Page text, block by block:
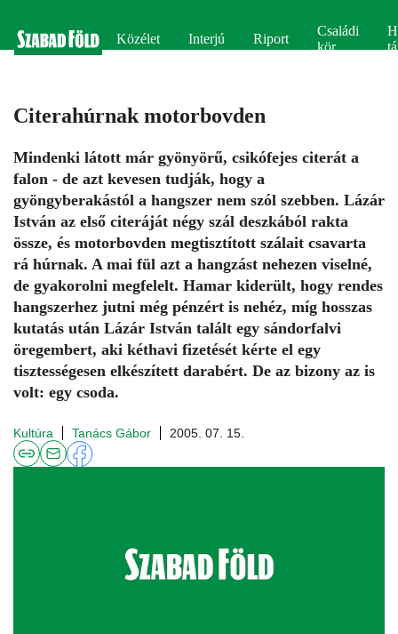
Közélet Interjú Riport
Családi
kör
Citerahúrnak motorbovden
Mindenki látott már gyönyörű, csikófejes citerát a
falon - de azt kevesen tudják, hogy a
gyöngyberakástól a hangszer nem szól szebben. Lázár
István az első citeráját négy szál deszkából rakta
össze, és motorbovden megtisztított szálait csavarta
rá húrnak. A mai fül azt a hangzást nehezen viselné,
de gyakorolni megfelelt. Hamar kiderült, hogy rendes
hangszerhez jutni még pénzért is nehéz, míg hosszas
kutatás után Lázár István talált egy sándorfalvi
öregembert, aki kéthavi fizetését kérte el egy
tisztességesen elkészített darabért. De az bizony az is
volt: egy csoda.
Kultúra Tanács Gábor 2005. 07. 15.